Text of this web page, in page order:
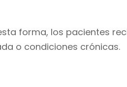
forma, los pacientes
o condiciones crónicas.